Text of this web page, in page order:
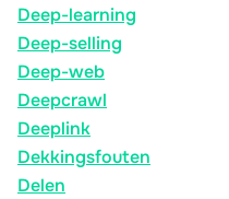
Deep-learning
Deep-selling
Deep-web
Deepcrawl
Deeplink
Dekkingsfouten
Delen